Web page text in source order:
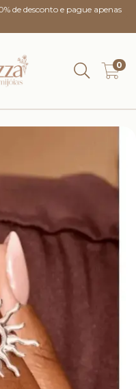
de desconto e pague apenas
0